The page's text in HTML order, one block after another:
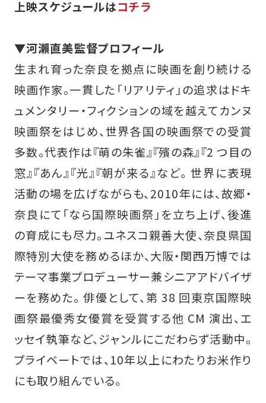
上映スケジュールはコチラ
▼河瀨直美監督プロフィール
生まれ育った奈良を拠点に映画を創り続ける
映画作家。一貫した「リアリティ」の追求はドキ
ュメンタリー・フィクションの域を越えてカンヌ
映画祭をはじめ、世界各国の映画祭での受賞
多数。代表作は『萌の朱雀』『殯の森』『2 つ目の
窓』『あん』『光』『朝が来る』など。 世界に表現
活動の場を広げながらも、2010年には、故郷・
奈良にて「なら国際映画祭」を立ち上げ、後進
の育成にも尽力。ユネスコ親善大使、奈良県国
際特別大使を務めるほか、大阪・関西万博では
テーマ事業プロデューサー兼シニアアドバイザ
ーを務めた。 俳優として、第 38 回東京国際映
画祭最優秀女優賞を受賞する他 CM 演出、エ
ッセイ執筆など、ジャンルにこだわらず活動中。
プライベートでは、10年以上にわたりお米作り
にも取り組んでいる。